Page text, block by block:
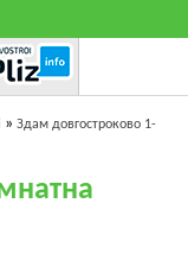
» Здам довгостроково 1-